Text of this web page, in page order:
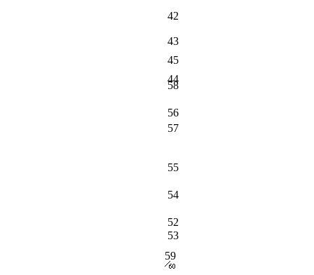
42
43
45
44
58
56
57
55
54
52
53
59